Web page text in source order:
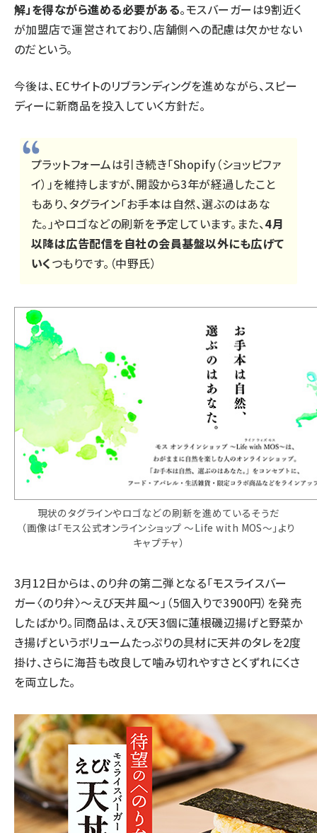
解」を得ながら進める必要がある。モスバーガーは9割近く
が加盟店で運営されており、店舗側への配慮は欠かせない
のだという。
今後は、ECサイトのリブランディングを進めながら、スピー
ディーに新商品を投入していく方針だ。
プラットフォームは引き続き「Shopify（ショッピファ
イ）」を維持しますが、開設から3年が経過したこと
もあり、タグライン「お手本は自然、選ぶのはあな
た。」やロゴなどの刷新を予定しています。また、4月
以降は広告配信を自社の会員基盤以外にも広げて
いくつもりです。（中野氏）
現状のタグラインやロゴなどの刷新を進めているそうだ
（画像は「モス公式オンラインショップ ～Life with MOS～」より
キャプチャ）
3月12日からは、のり弁の第二弾となる「モスライスバー
ガー〈のり弁〉～えび天丼風～」（5個入りで3900円）を発売
したばかり。同商品は、えび天3個に蓮根磯辺揚げと野菜か
き揚げというボリュームたっぷりの具材に天丼のタレを2度
掛け、さらに海苔も改良して噛み切れやすさとくずれにくさ
を両立した。